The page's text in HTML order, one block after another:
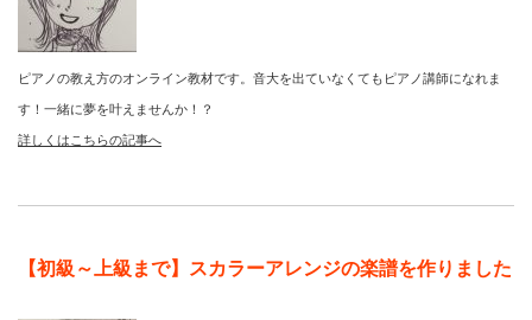
ピアノの教え方のオンライン教材です。音大を出ていなくてもピアノ講師になれま
す！一緒に夢を叶えませんか！？
詳しくはこちらの記事へ
【初級～上級まで】スカラーアレンジの楽譜を作りました